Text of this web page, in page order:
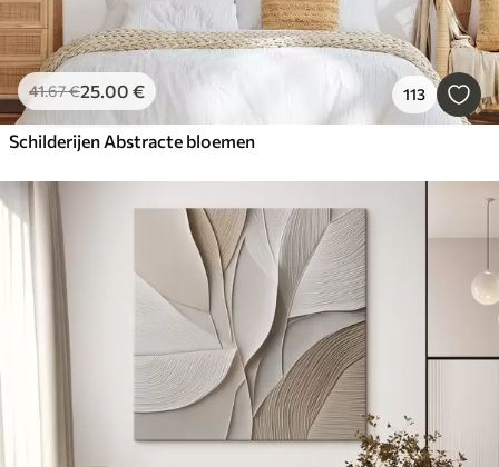
41.67€25.00 € 113
Schilderijen Abstracte bloemen